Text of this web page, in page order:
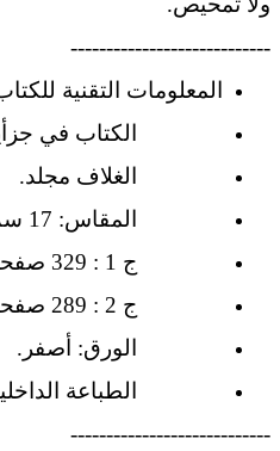
----------------------------
المعلومات التقنية
الكتاب في
الغلاف مجلد.
المقاس: 17 سم * 24 سم.
ج 1 : 329 صفحة.
ج 2 : 289 صفحة.
الورق: أصفر.
الطباعة
----------------------------